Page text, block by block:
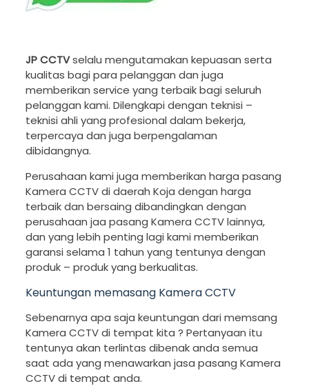
JP CCTVselalu mengutamakan kepuasan serta
kualitas bagi para pelanggan dan juga
memberikan service yang terbaik bagi seluruh
pelanggan kami. Dilengkapi dengan teknisi –
teknisi ahli yang profesional dalam bekerja,
terpercaya dan juga berpengalaman
dibidangnya.
Perusahaan kami juga memberikan harga pasang
Kamera CCTV di daerah Koja dengan harga
terbaik dan bersaing dibandingkan dengan
perusahaan jaa pasang Kamera CCTV lainnya,
dan yang lebih penting lagi kami memberikan
garansi selama 1 tahun yang tentunya dengan
produk – produk yang berkualitas.
Keuntungan memasang Kamera CCTV
Sebenarnya apa saja keuntungan dari memsang
Kamera CCTV di tempat kita ? Pertanyaan itu
tentunya akan terlintas dibenak anda semua
saat ada yang menawarkan jasa pasang Kamera
CCTV di tempat anda.